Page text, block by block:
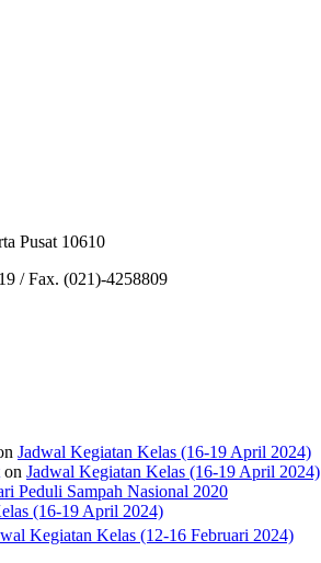
Pusat 10610
/ Fax. (021)-4258809
Jadwal Kegiatan Kelas (16-19 April 2024)
on Jadwal Kegiatan Kelas (16-19 April 2024)
Peduli Sampah Nasional 2020
(16-19 April 2024)
Kegiatan Kelas (12-16 Februari 2024)